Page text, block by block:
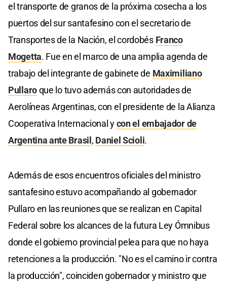
el transporte de granos de la próxima cosecha a los
puertos del sur santafesino con el secretario de
Transportes de la Nación, el cordobés Franco
Mogetta. Fue en el marco de una amplia agenda de
trabajo del integrante de gabinete de Maximiliano
Pullaroque lo tuvo además con autoridades de
Aerolíneas Argentinas, con el presidente de la Alianza
Cooperativa Internacional ycon el embajador de
Argentina ante Brasil, Daniel Scioli.
Además de esos encuentros oficiales del ministro
santafesino estuvo acompañando al gobernador
Pullaro en las reuniones que se realizan en Capital
Federal sobre los alcances de la futura Ley Ómnibus
donde el gobierno provincial pelea para que no haya
retenciones a la producción. "No es el camino ir contra
la producción", coinciden gobernador y ministro que